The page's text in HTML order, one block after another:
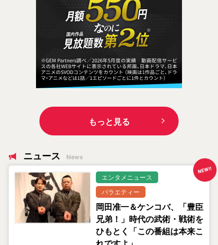
もっと見る
ニュース News
エンタメニュース
バラエティー
岡田准一＆ケンコバ、「豊臣
兄弟！」時代の武術・戦術を
ひもとく「この番組は本来こ